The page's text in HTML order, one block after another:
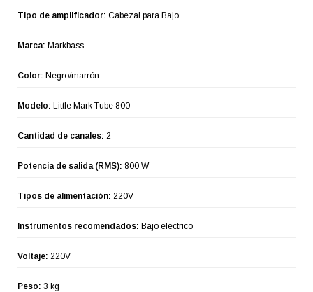
Tipo de amplificador: Cabezal para Bajo
Marca: Markbass
Color: Negro/marrón
Modelo: Little Mark Tube 800
Cantidad de canales: 2
Potencia de salida (RMS): 800 W
Tipos de alimentación: 220V
Instrumentos recomendados: Bajo eléctrico
Voltaje: 220V
Peso: 3 kg